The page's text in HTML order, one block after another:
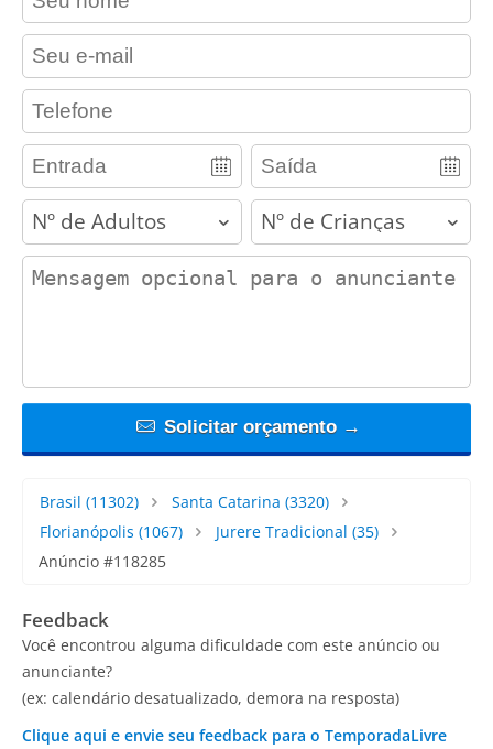
contact_email
contact_phone
adults children
contact_message
Solicitar orçamento →
Brasil (11302) Santa Catarina (3320)
Florianópolis (1067) Jurere Tradicional (35)
Anúncio #118285
Feedback
Você encontrou alguma dificuldade com este anúncio ou
anunciante?
(ex: calendário desatualizado, demora na resposta)
Clique aqui e envie seu feedback para o TemporadaLivre